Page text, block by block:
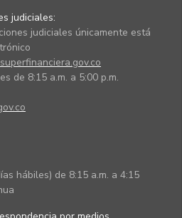
judiciales:
judiciales únicamente está
de 8:15 a.m. a 5:00 p.m.
hábiles) de 8:15 a.m. a 4:15